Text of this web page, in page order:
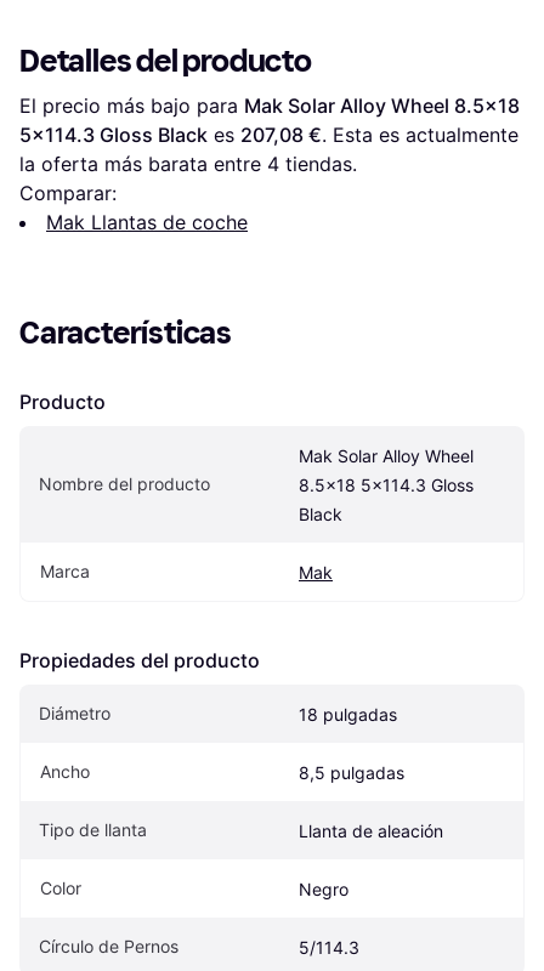
Detalles del producto
El precio más bajo para Mak Solar Alloy Wheel 8.5x18
5x114.3 Gloss Black es 207,08 €. Esta es actualmente
la oferta más barata entre 4 tiendas.
Comparar:
Mak Llantas de coche
Características
Producto
Nombre del producto
Mak Solar Alloy Wheel
8.5x18 5x114.3 Gloss
Black
Marca Mak
Propiedades del producto
Diámetro 18 pulgadas
Ancho 8,5 pulgadas
Tipo de llanta Llanta de aleación
Color Negro
Círculo de Pernos 5/114.3